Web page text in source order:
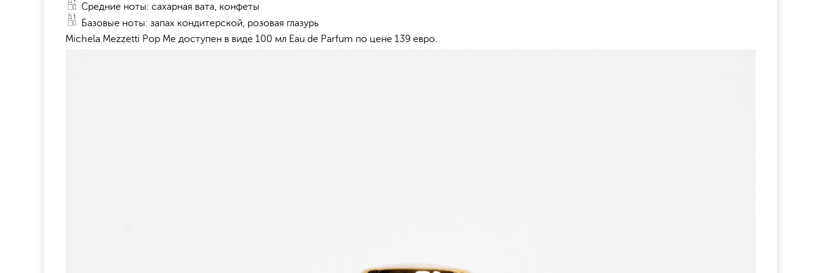
Средние ноты: сахарная вата, конфеты
Базовые ноты: запах кондитерской, розовая глазурь
Michela Mezzetti Pop Me доступен в виде 100 мл Eau de Parfum по цене 139 евро.